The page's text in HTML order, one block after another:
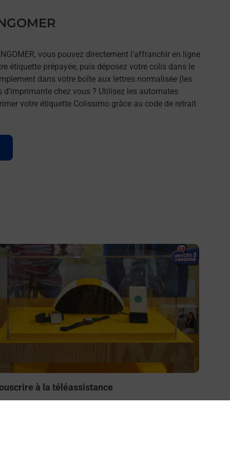
vous pouvez directement l'affranchir en ligne
étiquette prépayée, puis déposez votre colis dans le
dans votre boîte aux lettres normalisée (les
d'imprimante chez vous ? Utilisez les automates
votre étiquette Colissimo grâce au code de retrait
savoir plus
à la téléassistance